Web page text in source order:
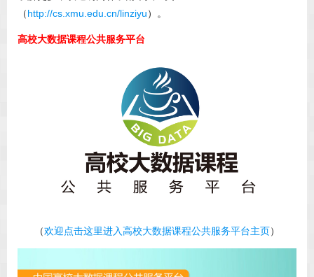
（http://cs.xmu.edu.cn/linziyu）。
高校大数据课程公共服务平台
（欢迎点击这里进入高校大数据课程公共服务平台主页）